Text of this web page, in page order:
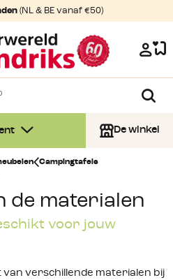
(NL & BE vanaf €50)
De winkel
Campingtafels
de materialen
voor jouw
verschillende materialen bij